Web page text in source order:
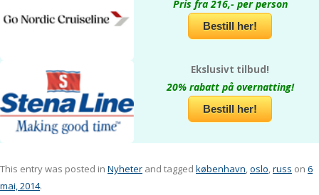
Pris fra 216,- per person
Bestill her!
Ekslusivt tilbud!
20% rabatt på overnatting!
Bestill her!
This entry was posted in Nyheter and tagged københavn,oslo,russ on 6
mai, 2014.